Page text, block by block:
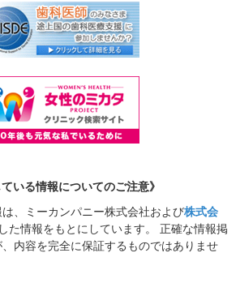
ている情報についてのご注意》
、ミーカンパニー株式会社および株式会
た情報をもとにしています。 正確な情報掲
内容を完全に保証するものではありませ